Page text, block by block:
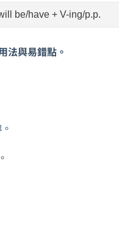
be/have + V-ing/p.p.
法與易錯點。
。